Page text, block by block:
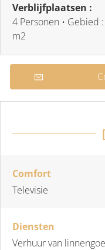
Verblijfplaatsen :
4 Personen • Gebied :
m2
Comfort
Televisie
Diensten
Verhuur van